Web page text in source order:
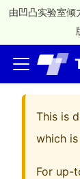
由凹凸实验室倾
This is
which
For up-